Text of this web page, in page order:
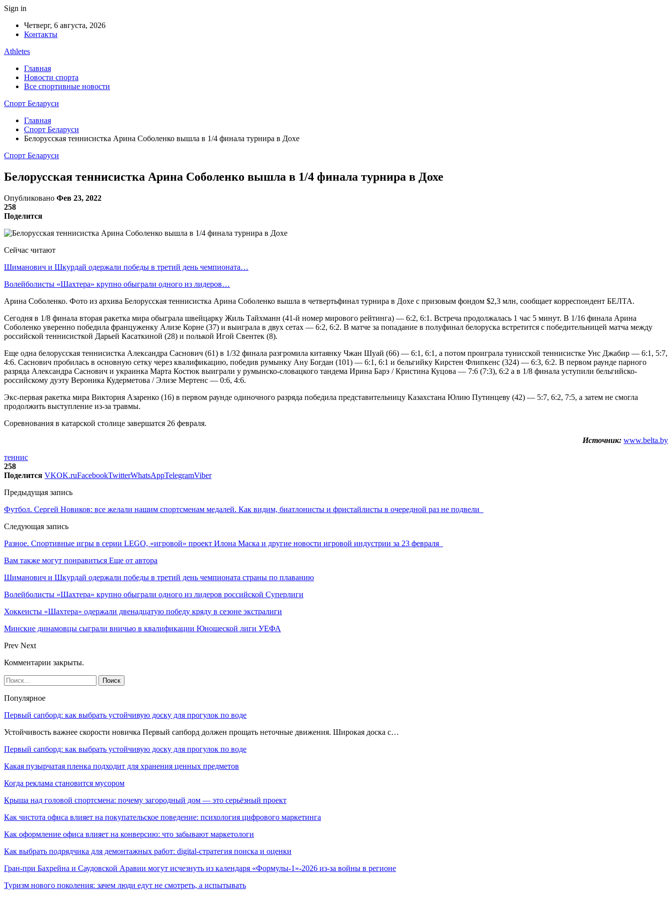
Sign in
Четверг, 6 августа, 2026
Контакты
Athletes
Главная
Новости спорта
Все спортивные новости
Спорт Беларуси
Главная
Спорт Беларуси
Белорусская теннисистка Арина Соболенко вышла в 1/4 финала турнира в Дохе
Спорт Беларуси
Белорусская теннисистка Арина Соболенко вышла в 1/4 финала турнира в Дохе
Опубликовано Фев 23, 2022
258
Поделится
Сейчас читают
Шиманович и Шкурдай одержали победы в третий день чемпионата…
Волейболисты «Шахтера» крупно обыграли одного из лидеров…
Арина Соболенко. Фото из архива Белорусская теннисистка Арина Соболенко вышла в четвертьфинал турнира в Дохе с призовым фондом $2,3 млн, сообщает корреспондент БЕЛТА.
Сегодня в 1/8 финала вторая ракетка мира обыграла швейцарку Жиль Тайхманн (41-й номер мирового рейтинга) — 6:2, 6:1. Встреча продолжалась 1 час 5 минут. В 1/16 финала Арина
Соболенко уверенно победила француженку Ализе Корне (37) и выиграла в двух сетах — 6:2, 6:2. В матче за попадание в полуфинал белоруска встретится с победительницей матча между
российской теннисисткой Дарьей Касаткиной (28) и полькой Игой Свентек (8).
Еще одна белорусская теннисистка Александра Саснович (61) в 1/32 финала разгромила китаянку Чжан Шуай (66) — 6:1, 6:1, а потом проиграла тунисской теннисистке Унс Джабир — 6:1, 5:7,
4:6. Саснович пробилась в основную сетку через квалификацию, победив румынку Ану Богдан (101) — 6:1, 6:1 и бельгийку Кирстен Флипкенс (324) — 6:3, 6:2. В первом раунде парного
разряда Александра Саснович и украинка Марта Костюк выиграли у румынско-словацкого тандема Ирина Барэ / Кристина Куцова — 7:6 (7:3), 6:2 а в 1/8 финала уступили бельгийско-
российскому дуэту Вероника Кудерметова / Элизе Мертенс — 0:6, 4:6.
Экс-первая ракетка мира Виктория Азаренко (16) в первом раунде одиночного разряда победила представительницу Казахстана Юлию Путинцеву (42) — 5:7, 6:2, 7:5, а затем не смогла
продолжить выступление из-за травмы.
Соревнования в катарской столице завершатся 26 февраля.
Источник: www.belta.by
теннис
258
Поделится VKOK.ruFacebookTwitterWhatsAppTelegramViber
Предыдущая запись
Футбол. Сергей Новиков: все желали нашим спортсменам медалей. Как видим, биатлонисты и фристайлисты в очередной раз не подвели
Следующая запись
Разное. Спортивные игры в серии LEGO, «игровой» проект Илона Маска и другие новости игровой индустрии за 23 февраля
Вам также могут понравиться Еще от автора
Шиманович и Шкурдай одержали победы в третий день чемпионата страны по плаванию
Волейболисты «Шахтера» крупно обыграли одного из лидеров российской Суперлиги
Хоккеисты «Шахтера» одержали двенадцатую победу кряду в сезоне экстралиги
Минские динамовцы сыграли вничью в квалификации Юношеской лиги УЕФА
Prev Next
Комментарии закрыты.
Популярное
Первый сапборд: как выбрать устойчивую доску для прогулок по воде
Устойчивость важнее скорости новичка Первый сапборд должен прощать неточные движения. Широкая доска с…
Первый сапборд: как выбрать устойчивую доску для прогулок по воде
Какая пузырчатая пленка подходит для хранения ценных предметов
Когда реклама становится мусором
Крыша над головой спортсмена: почему загородный дом — это серьёзный проект
Как чистота офиса влияет на покупательское поведение: психология цифрового маркетинга
Как оформление офиса влияет на конверсию: что забывают маркетологи
Как выбрать подрядчика для демонтажных работ: digital-стратегия поиска и оценки
Гран-при Бахрейна и Саудовской Аравии могут исчезнуть из календаря «Формулы-1»-2026 из-за войны в регионе
Туризм нового поколения: зачем люди едут не смотреть, а испытывать